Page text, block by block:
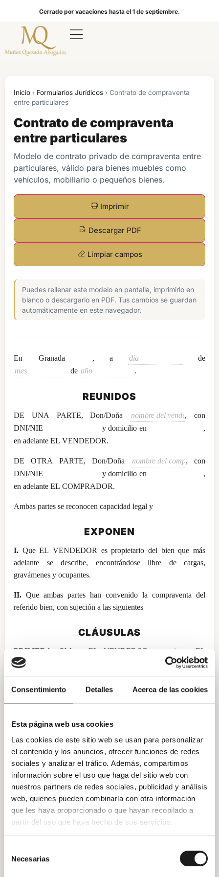
Consentimiento Detalles Acerca de las cookies
Esta página web usa cookies
Las cookies de este sitio web se usan para personalizar
el contenido y los anuncios, ofrecer funciones de redes
sociales y analizar el tráfico. Además, compartimos
información sobre el uso que haga del sitio web con
nuestros partners de redes sociales, publicidad y análisis
web, quienes pueden combinarla con otra información
que les haya proporcionado o que hayan recopilado a
partir del uso que haya hecho de sus servicios.
Necesarias
Cerrado por vacaciones hasta el 1 de septiembre.
Inicio › Formularios Jurídicos › Contrato de compraventa
entre particulares
Contrato de compraventa
entre particulares
Modelo de contrato privado de compraventa entre
particulares, válido para bienes muebles como
vehículos, mobiliario o pequeños bienes.
Imprimir
Descargar PDF
Limpiar campos
Puedes rellenar este modelo en pantalla, imprimirlo en
blanco o descargarlo en PDF. Tus cambios se guardan
automáticamente en este navegador.
En , a
de
.
REUNIDOS
DE UNA PARTE, Don/Doña
, con
DNI/NIE
y domicilio en
,
en adelante EL VENDEDOR.
DE OTRA PARTE, Don/Doña
, con
DNI/NIE
y domicilio en
,
en adelante EL COMPRADOR.
Ambas partes se reconocen capacidad legal y
EXPONEN
I. Que EL VENDEDOR es propietario del bien que más
adelante se describe, encontrándose libre de cargas,
gravámenes y ocupantes.
II. Que ambas partes han convenido la compraventa del
referido bien, con sujeción a las siguientes
CLÁUSULAS
PRIMERA. Objeto.
EL VENDEDOR transmite a EL
COMPRADOR el siguiente bien:
Estado:
SEGUNDA. Precio.El precio total de la compraventa se fija
en
, que EL COMPRADOR abona en este
acto mediante
, sirviendo el presente
contrato como carta de pago.
TERCERA. Entrega.En este acto se procede a la entrega